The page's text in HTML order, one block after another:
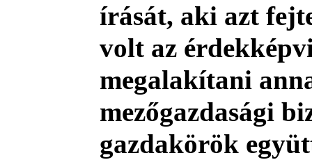
írását, aki azt
volt az
megalakítani
mezőgazdasági
gazdakörök